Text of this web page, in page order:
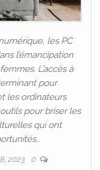
les PC
l’émancipation
L’accès à
pour
les ordinateurs
pour briser les
qui ont
2023 0